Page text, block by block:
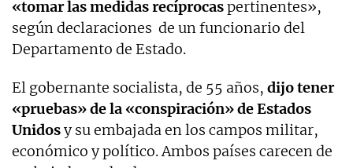
«tomar las medidas recíprocaspertinentes»,
según declaraciones de un funcionario del
Departamento de Estado.
El gobernante socialista, de 55 años, dijo tener
«pruebas» de la «conspiración» de Estados
Unidosy su embajada en los campos militar,
económico y político. Ambos países carecen de